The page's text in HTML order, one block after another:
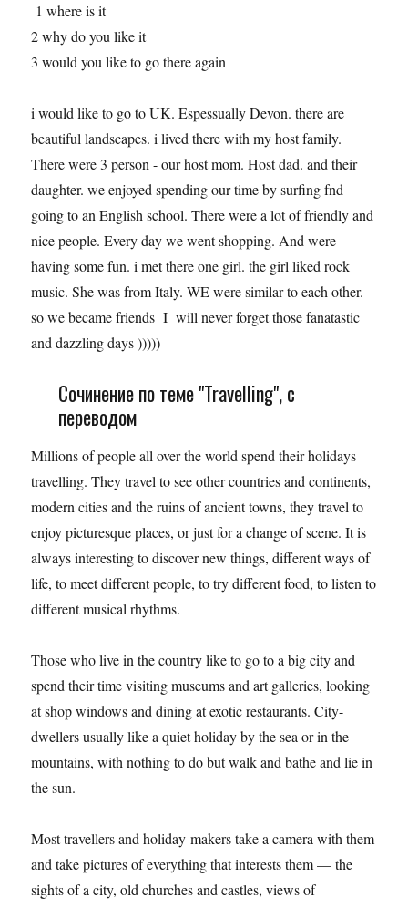
1 where is it
2 why do you like it
3 would you like to go there again
i would like to go to UK. Espessually Devon. there are
beautiful landscapes. i lived there with my host family.
There were 3 person - our host mom. Host dad. and their
daughter. we enjoyed spending our time by surfing fnd
going to an English school. There were a lot of friendly and
nice people. Every day we went shopping. And were
having some fun. i met there one girl. the girl liked rock
music. She was from Italy. WE were similar to each other.
so we became friends I will never forget those fanatastic
and dazzling days )))))
Сочинение по теме "Travelling", с
переводом
Millions of people all over the world spend their holidays
travelling. They travel to see other countries and continents,
modern cities and the ruins of ancient towns, they travel to
enjoy picturesque places, or just for a change of scene. It is
always interesting to discover new things, different ways of
life, to meet different people, to try different food, to listen to
different musical rhythms.
Those who live in the country like to go to a big city and
spend their time visiting museums and art galleries, looking
at shop windows and dining at exotic restaurants. City-
dwellers usually like a quiet holiday by the sea or in the
mountains, with nothing to do but walk and bathe and lie in
the sun.
Most travellers and holiday-makers take a camera with them
and take pictures of everything that interests them — the
sights of a city, old churches and castles, views of